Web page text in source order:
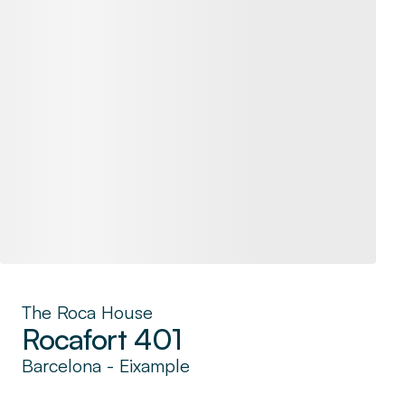
The Roca House
Rocafort 401
Barcelona - Eixample